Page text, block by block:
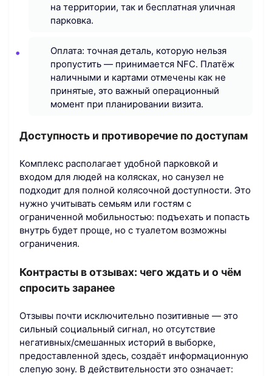
на территории, так и бесплатная уличная
парковка.
Оплата: точная деталь, которую нельзя
пропустить — принимается NFC. Платёж
наличными и картами отмечены как не
принятые, это важный операционный
момент при планировании визита.
Доступность и противоречие по доступам
Комплекс располагает удобной парковкой и
входом для людей на колясках, но санузел не
подходит для полной колясочной доступности. Это
нужно учитывать семьям или гостям с
ограниченной мобильностью: подъехать и попасть
внутрь будет проще, но с туалетом возможны
ограничения.
Контрасты в отзывах: чего ждать и о чём
спросить заранее
Отзывы почти исключительно позитивные — это
сильный социальный сигнал, но отсутствие
негативных/смешанных историй в выборке,
предоставленной здесь, создаёт информационную
слепую зону. В действительности это означает: